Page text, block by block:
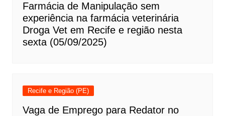
Farmácia de Manipulação sem
experiência na farmácia veterinária
Droga Vet em Recife e região nesta
sexta (05/09/2025)
Recife e Região (PE)
Vaga de Emprego para Redator no